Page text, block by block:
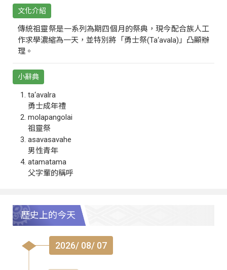
文化介紹
傳統祖靈祭是一系列為期四個月的祭典，現今配合族人工
作求學濃縮為一天，並特別將「勇士祭(Ta‘avala)」凸顯辦
理。
小辭典
ta‘avalra
勇士成年禮
molapangolai
祖靈祭
asavasavahe
男性青年
atamatama
父字輩的稱呼
歷史上的今天
2026/ 08/ 07